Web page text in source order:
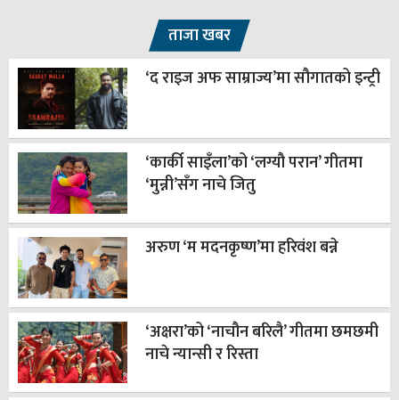
ताजा खबर
‘द राइज अफ साम्राज्य’मा सौगातको इन्ट्री
‘कार्की साइँला’को ‘लग्यौ परान’ गीतमा
‘मुन्नी’सँग नाचे जितु
अरुण ‘म मदनकृष्ण’मा हरिवंश बन्ने
‘अक्षरा’को ‘नाचौन बरिलै’ गीतमा छमछमी
नाचे न्यान्सी र रिस्ता